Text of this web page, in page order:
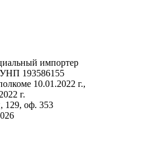
импортер
193586155
10.01.2022 г.,
г.
129, оф. 353